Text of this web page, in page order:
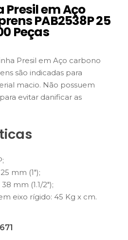
em Aço
PAB2538P 25
Peças
Presil em Aço carbono
são indicadas para
macio. Não possuem
evitar danificar as
mm (1");
mm (1.1/2");
eixo rígido: 45 Kg x cm.